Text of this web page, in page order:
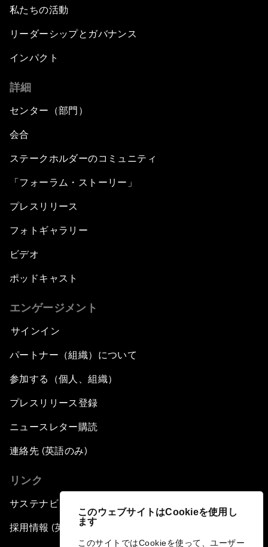
このウェブサイトはCookieを使用し
ます
このサイトではCookieを使って、ユーザー
私たちの活動
リーダーシップとガバナンス
インパクト
詳細
センター（部門）
会合
ステークホルダーのコミュニティ
「フォーラム・ストーリー」
プレスリリース
フォトギャラリー
ビデオ
ポッドキャスト
エンゲージメント
サインイン
パートナー（組織）について
参加する（個人、組織）
プレスリリース登録
ニュースレター購読
連絡先 (英語のみ)
リンク
サステナビリティへの取り組み
採用情報 (英語のみ)